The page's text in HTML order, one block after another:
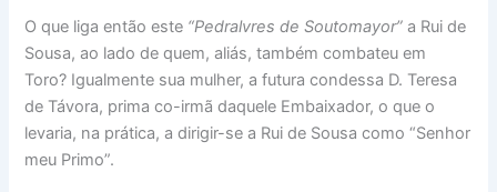
O que liga então este “Pedralvres de Soutomayor” a Rui de
Sousa, ao lado de quem, aliás, também combateu em
Toro? Igualmente sua mulher, a futura condessa D. Teresa
de Távora, prima co-irmã daquele Embaixador, o que o
levaria, na prática, a dirigir-se a Rui de Sousa como “Senhor
meu Primo”.